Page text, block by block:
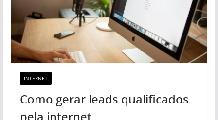
INTERNET
Como gerar leads qualificados
pela internet